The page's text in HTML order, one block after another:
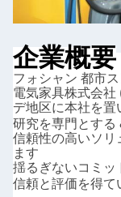
企業概要
フォシャン 都市
電気家具株式会社
デ地区に本社を置
研究を専門とする
信頼性の高いソリ
ます
揺るぎないコミッ
信頼と評価を得て